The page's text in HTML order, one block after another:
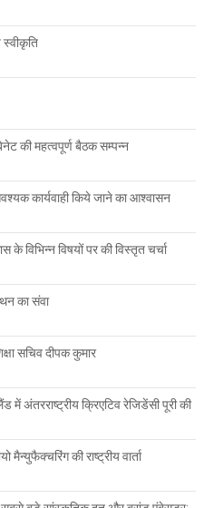
स्वीकृति
की महत्वपूर्ण बैठक सम्पन्न
कार्यवाही किये जाने का आश्वासन
के विभिन्न विषयों पर की विस्तृत चर्चा
का संवा
सचिव दीपक कुमार
अंतरराष्ट्रीय क्रिएटिव रेजिडेंसी पूरी की
मैन्युफैक्चरिंग की राष्ट्रीय वार्ता